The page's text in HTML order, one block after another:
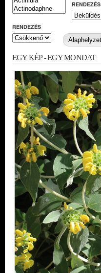
RENDEZÉS
RENDEZÉS
EGY KÉP - EGY MONDAT